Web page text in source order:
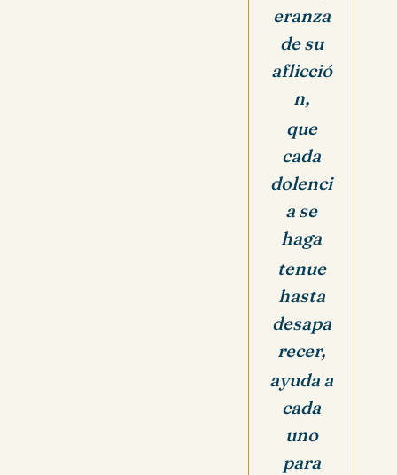
eranza
de su
aflicció
n,
que
cada
dolenci
a se
haga
tenue
hasta
desapa
recer,
ayuda a
cada
uno
para